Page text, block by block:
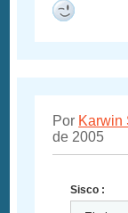
Por Karwin
de 2005
Sisco :